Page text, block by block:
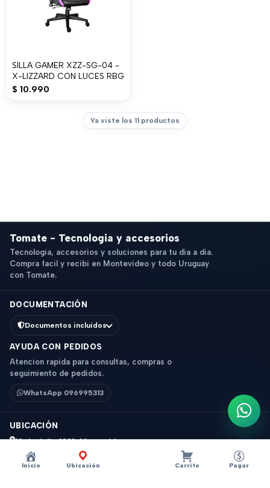
Inicio Ubicación Carrito Pagar
SILLA GAMER XZZ-SG-04 -
X-LIZZARD CON LUCES RBG
$ 10.990
Ya viste los 11 productos
Tomate - Tecnologia y accesorios
Tecnologia, accesorios y soluciones para tu dia a dia.
Compra facil y recibi en Montevideo y todo Uruguay
con Tomate.
DOCUMENTACIÓN
Documentos incluidos
AYUDA CON PEDIDOS
Atencion rapida para consultas, compras o
seguimiento de pedidos.
WhatsApp 096995313
UBICACIÓN
18 de Julio 1831, Montevideo
Horario: 9 a 18 hs